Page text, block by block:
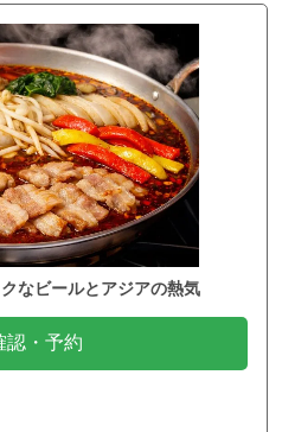
なビールとアジアの熱気
認・予約